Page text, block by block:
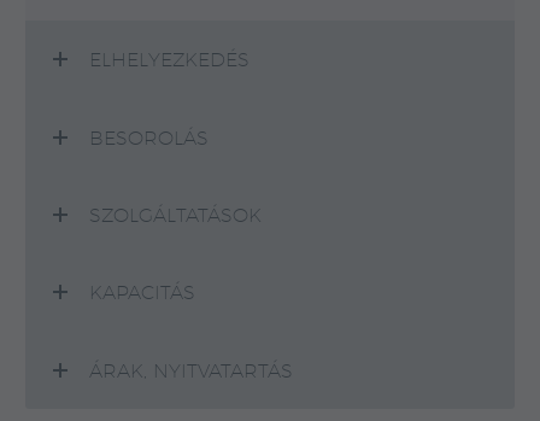
ELHELYEZKEDÉS
BESOROLÁS
SZOLGÁLTATÁSOK
KAPACITÁS
ÁRAK, NYITVATARTÁS